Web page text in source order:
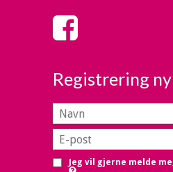
Registrering
Jeg vil gjerne melde